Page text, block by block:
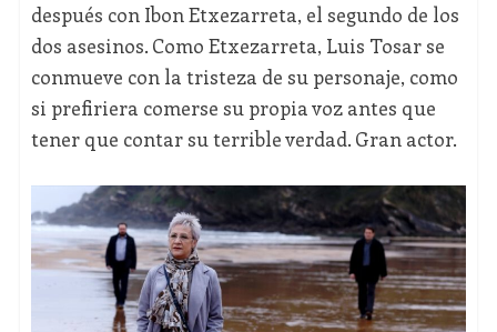
después con Ibon Etxezarreta, el segundo de los
dos asesinos. Como Etxezarreta, Luis Tosar se
conmueve con la tristeza de su personaje, como
si prefiriera comerse su propia voz antes que
tener que contar su terrible verdad. Gran actor.